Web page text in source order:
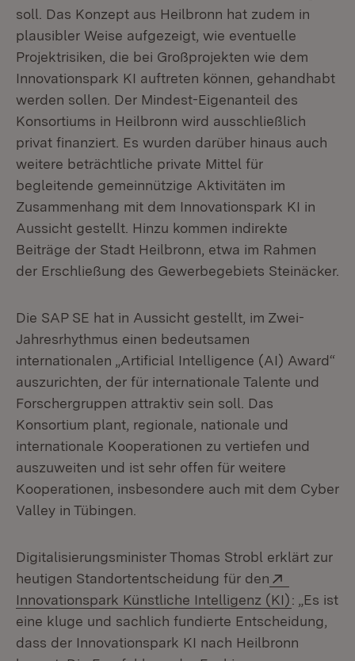
soll. Das Konzept aus Heilbronn hat zudem in
plausibler Weise aufgezeigt, wie eventuelle
Projektrisiken, die bei Großprojekten wie dem
Innovationspark KI auftreten können, gehandhabt
werden sollen. Der Mindest-Eigenanteil des
Konsortiums in Heilbronn wird ausschließlich
privat finanziert. Es wurden darüber hinaus auch
weitere beträchtliche private Mittel für
begleitende gemeinnützige Aktivitäten im
Zusammenhang mit dem Innovationspark KI in
Aussicht gestellt. Hinzu kommen indirekte
Beiträge der Stadt Heilbronn, etwa im Rahmen
der Erschließung des Gewerbegebiets Steinäcker.
Die SAP SE hat in Aussicht gestellt, im Zwei-
Jahresrhythmus einen bedeutsamen
internationalen „Artificial Intelligence (AI) Award“
auszurichten, der für internationale Talente und
Forschergruppen attraktiv sein soll. Das
Konsortium plant, regionale, nationale und
internationale Kooperationen zu vertiefen und
auszuweiten und ist sehr offen für weitere
Kooperationen, insbesondere auch mit dem Cyber
Valley in Tübingen.
Digitalisierungsminister Thomas Strobl erklärt zur
heutigen Standortentscheidung für den
Innovationspark Künstliche Intelligenz (KI)(Öffnet
: „Es ist
eine kluge und sachlich fundierte Entscheidung,
dass der Innovationspark KI nach Heilbronn